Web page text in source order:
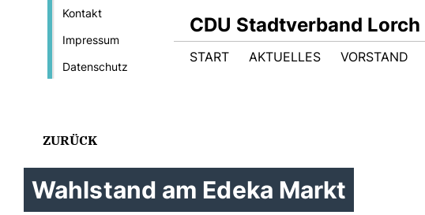
Kontakt
Impressum
Datenschutz
CDU Stadtverband Lorch
START AKTUELLES VORSTAND
ZURÜCK
Wahlstand am Edeka Markt